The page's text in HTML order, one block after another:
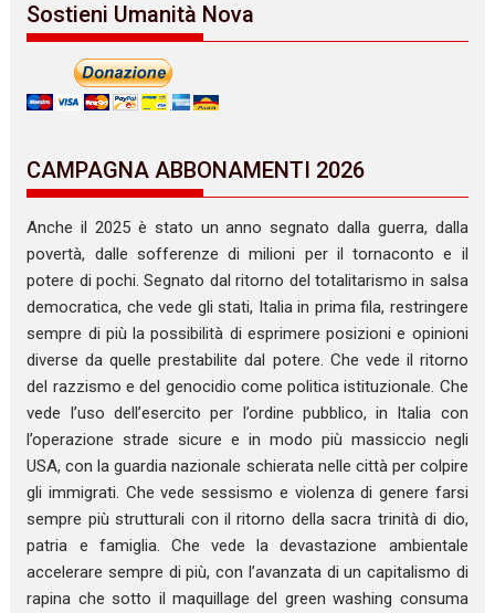
Sostieni Umanità Nova
CAMPAGNA ABBONAMENTI 2026
Anche il 2025 è stato un anno segnato dalla guerra, dalla
povertà, dalle sofferenze di milioni per il tornaconto e il
potere di pochi. Segnato dal ritorno del totalitarismo in salsa
democratica, che vede gli stati, Italia in prima fila, restringere
sempre di più la possibilità di esprimere posizioni e opinioni
diverse da quelle prestabilite dal potere. Che vede il ritorno
del razzismo e del genocidio come politica istituzionale. Che
vede l’uso dell’esercito per l’ordine pubblico, in Italia con
l’operazione strade sicure e in modo più massiccio negli
USA, con la guardia nazionale schierata nelle città per colpire
gli immigrati. Che vede sessismo e violenza di genere farsi
sempre più strutturali con il ritorno della sacra trinità di dio,
patria e famiglia. Che vede la devastazione ambientale
accelerare sempre di più, con l’avanzata di un capitalismo di
rapina che sotto il maquillage del green washing consuma